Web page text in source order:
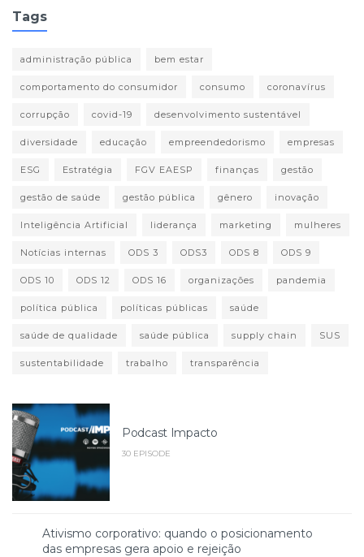
Tags
administração pública bem estar
comportamento do consumidor consumo coronavírus
corrupção covid-19 desenvolvimento sustentável
diversidade educação empreendedorismo empresas
ESG Estratégia FGV EAESP finanças gestão
gestão de saúde gestão pública gênero inovação
Inteligência Artificial liderança marketing mulheres
Notícias internas ODS 3 ODS3 ODS 8 ODS 9
ODS 10 ODS 12 ODS 16 organizações pandemia
política pública políticas públicas saúde
saúde de qualidade saúde pública supply chain SUS
sustentabilidade trabalho transparência
Podcast Impacto
30 EPISODE
Ativismo corporativo: quando o posicionamento
das empresas gera apoio e rejeição